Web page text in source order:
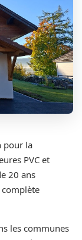
pour la
PVC et
20 ans
les communes